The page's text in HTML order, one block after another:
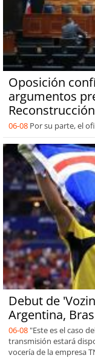
Oposición
argumentos
Reconstrucción
06-08 Por su parte, el
Debut de
Argentina,
06-08 "Este es el caso
transmisión estará
vocería de la empresa